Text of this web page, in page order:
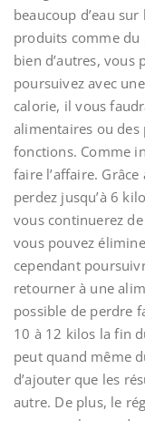
beaucoup d’eau
produits comme du
bien d’autres, vous
poursuivez avec
calorie, il vous
alimentaires ou
fonctions. Comme
faire l’affaire.
perdez jusqu’à 6
vous continuerez
vous pouvez
cependant
retourner à une
possible de perdre
10 à 12 kilos la fin
peut quand même
d’ajouter que les
autre. De plus, le